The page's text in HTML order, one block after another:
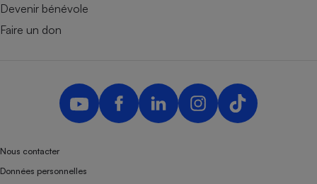
Devenir bénévole
Faire un don
Nous contacter
Données personnelles